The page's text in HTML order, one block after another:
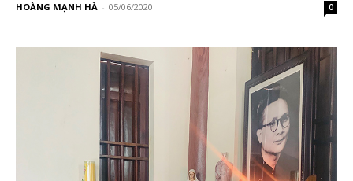
HOÀNG MẠNH HÀ - 05/06/2020 0